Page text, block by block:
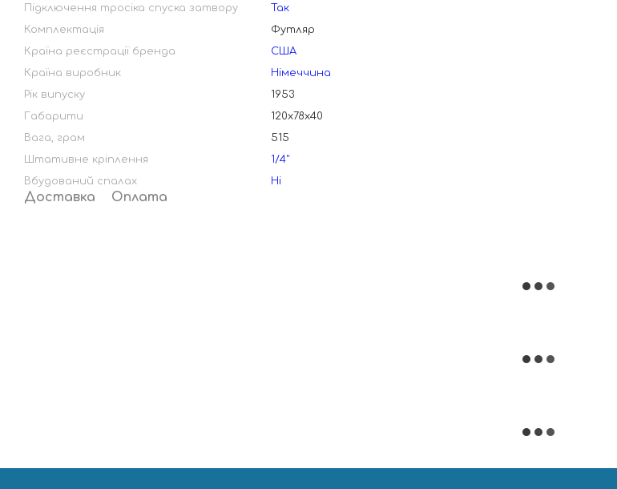
Підключення тросіка спуска затвору
Так
Комплектація
Футляр
Країна реєстрації бренда
США
Країна виробник
Німеччина
Рік випуску
1953
Габарити
120х78х40
Вага, грам
515
Штативне кріплення
1/4"
Вбудований спалах
Ні
Доставка Оплата